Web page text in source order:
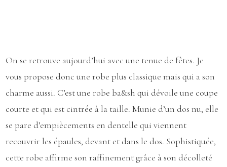
On se retrouve aujourd’hui avec une tenue de fêtes. Je
vous propose donc une robe plus classique mais qui a son
charme aussi. C’est une robe ba&sh qui dévoile une coupe
courte et qui est cintrée à la taille. Munie d’un dos nu, elle
se pare d’empiècements en dentelle qui viennent
recouvrir les épaules, devant et dans le dos. Sophistiquée,
cette robe affirme son raffinement grâce à son décolleté